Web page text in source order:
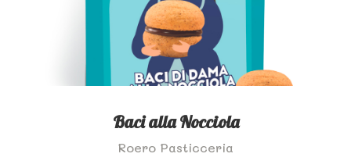
Baci alla Nocciola
Roero Pasticceria